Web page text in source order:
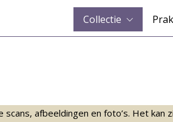
Collectie
scans, afbeeldingen en foto’s. Het